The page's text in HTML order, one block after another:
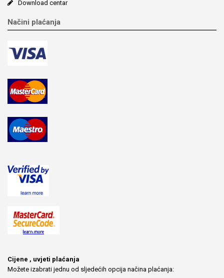
Download centar
Načini plaćanja
Cijene , uvjeti plaćanja
Možete izabrati jednu od sljedećih opcija načina plaćanja: